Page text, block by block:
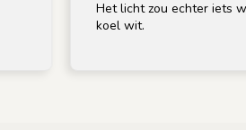
Het licht zou echter iets
koel wit.